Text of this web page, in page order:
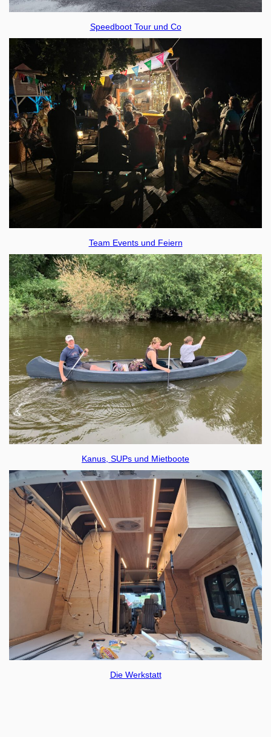
Speedboot Tour und Co
Team Events und Feiern
Kanus, SUPs und Mietboote
Die Werkstatt